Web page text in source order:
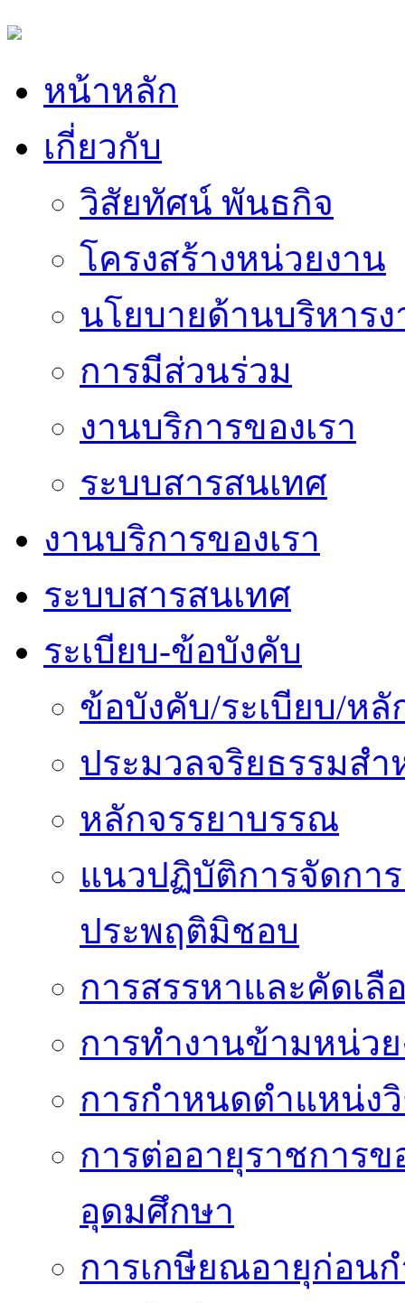
หน้าหลัก
เกี่ยวกับ
วิสัยทัศน์ พันธกิจ
โครงสร้างหน่วยงาน
นโยบายด้านบริหาร
การมีส่วนร่วม
งานบริการของเรา
ระบบสารสนเทศ
งานบริการของเรา
ระบบสารสนเทศ
ระเบียบ-ข้อบังคับ
ข้อบังคับ/ระเบียบ/ห
ประมวลจริยธรรมส
หลักจรรยาบรรณ
แนวปฏิบัติการจัดการ
ประพฤติมิชอบ
การสรรหาและคัดเลื
การทำงานข้ามหน่ว
การกำหนดตำแหน่ง
การต่ออายุราชการ
อุดมศึกษา
การเกษียณอายุก่อน